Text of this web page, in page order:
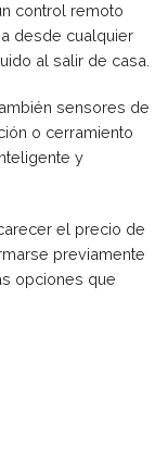
control remoto
desde cualquier
al salir de casa.
sensores de
o cerramiento
y
el precio de
previamente
opciones que